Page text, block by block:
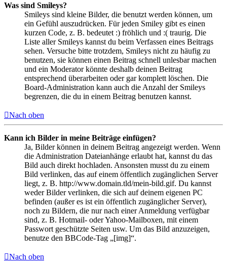
Was sind Smileys?
Smileys sind kleine Bilder, die benutzt werden können, um
ein Gefühl auszudrücken. Für jeden Smiley gibt es einen
kurzen Code, z. B. bedeutet :) fröhlich und :( traurig. Die
Liste aller Smileys kannst du beim Verfassen eines Beitrags
sehen. Versuche bitte trotzdem, Smileys nicht zu häufig zu
benutzen, sie können einen Beitrag schnell unlesbar machen
und ein Moderator könnte deshalb deinen Beitrag
entsprechend überarbeiten oder gar komplett löschen. Die
Board-Administration kann auch die Anzahl der Smileys
begrenzen, die du in einem Beitrag benutzen kannst.
Nach oben
Kann ich Bilder in meine Beiträge einfügen?
Ja, Bilder können in deinem Beitrag angezeigt werden. Wenn
die Administration Dateianhänge erlaubt hat, kannst du das
Bild auch direkt hochladen. Ansonsten musst du zu einem
Bild verlinken, das auf einem öffentlich zugänglichen Server
liegt, z. B. http://www.domain.tld/mein-bild.gif. Du kannst
weder Bilder verlinken, die sich auf deinem eigenen PC
befinden (außer es ist ein öffentlich zugänglicher Server),
noch zu Bildern, die nur nach einer Anmeldung verfügbar
sind, z. B. Hotmail- oder Yahoo-Mailboxen, mit einem
Passwort geschützte Seiten usw. Um das Bild anzuzeigen,
benutze den BBCode-Tag „[img]“.
Nach oben